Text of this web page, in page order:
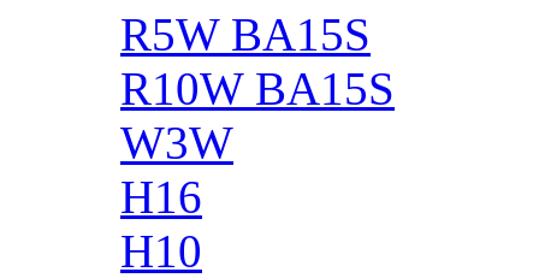
R5W BA15S
R10W BA15S
W3W
H16
H10